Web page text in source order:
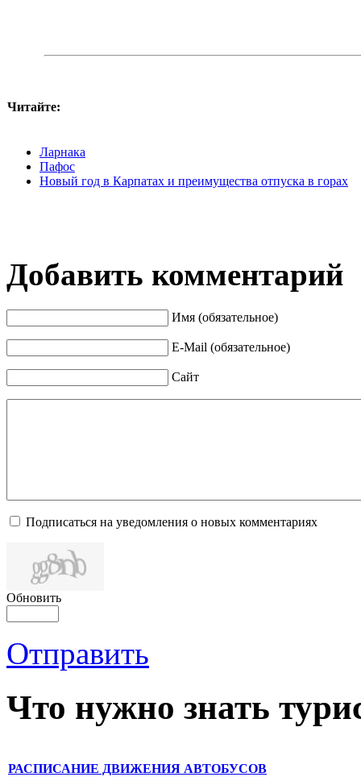
Читайте:
Ларнака
Пафос
Новый год в Карпатах и преимущества отпуска в горах
Добавить комментарий
Имя (обязательное)
E-Mail (обязательное)
Сайт
Подписаться на уведомления о новых комментариях
Обновить
Отправить
Что нужно знать
РАСПИСАНИЕ ДВИЖЕНИЯ АВТОБУСОВ